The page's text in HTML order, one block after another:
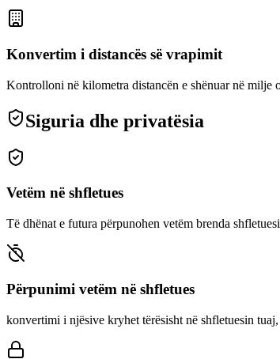
Konvertim i distancës së vrapimit
Kontrolloni në kilometra distancën e shënuar në milje
Siguria dhe privatësia
Vetëm në shfletues
Të dhënat e futura përpunohen vetëm brenda
Përpunimi vetëm në shfletues
konvertimi i njësive kryhet tërësisht në shfletuesin